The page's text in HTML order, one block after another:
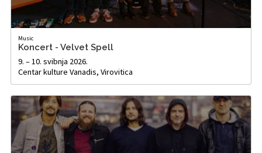
Music
Koncert - Velvet Spell
9. – 10. svibnja 2026.
Centar kulture Vanadis, Virovitica